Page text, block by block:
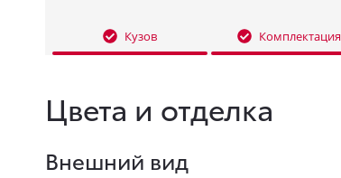
Кузов Комплектация
Цвета и отделка
Внешний вид